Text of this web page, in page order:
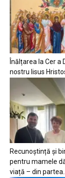
Înălțarea la Cer a
nostru Iisus
Recunoștință și
pentru mamele
viață – din